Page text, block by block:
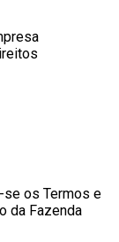
os Termos e
da Fazenda